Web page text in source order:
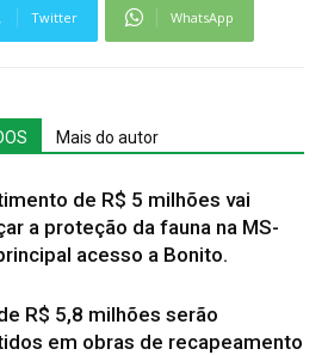
Twitter WhatsApp
Mais do autor
de R$ 5 milhões vai
a proteção da fauna na MS-
acesso a Bonito.
R$ 5,8 milhões serão
em obras de recapeamento